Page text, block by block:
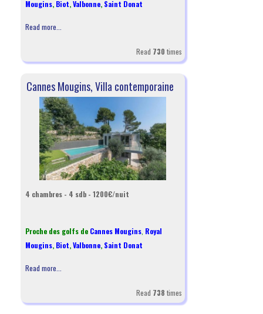
Mougins, Biot,Valbonne, Saint Donat
Read more...
Read 730 times
Cannes Mougins, Villa contemporaine
4 chambres - 4 sdb - 1200€/nuit
Proche des golfs de Cannes Mougins, Royal
Mougins, Biot,Valbonne, Saint Donat
Read more...
Read 738 times